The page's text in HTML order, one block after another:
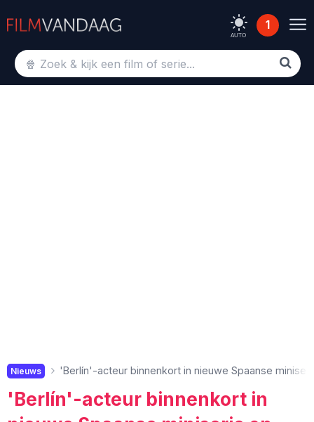
AUTO
1
Nieuws 'Berlín'-acteur binnenkort in nieuwe Spaanse
'Berlín'-acteur binnenkort in